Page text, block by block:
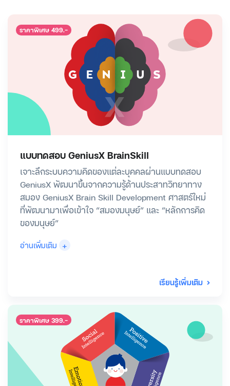
ราคาพิเศษ 499.-
แบบทดสอบ GeniusX BrainSkill
เจาะลึกระบบความคิดของแต่ละบุคคลผ่านแบบทดสอบ
GeniusX พัฒนาขึ้นจากความรู้ด้านประสาทวิทยาทาง
สมอง GeniusX Brain Skill Development ศาสตร์ใหม่
ที่พัฒนามาเพื่อเข้าใจ “สมองมนุษย์” และ “หลักการคิด
ของมนุษย์”
อ่านเพิ่มเติม +
เรียนรู้เพิ่มเติม
ราคาพิเศษ 399.-